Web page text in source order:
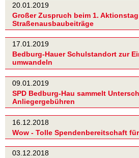
20.01.2019
Großer Zuspruch beim 1.
Straßenausbaubeiträge
17.01.2019
Bedburg-Hauer Schulstandort zur
umwandeln
09.01.2019
SPD Bedburg-Hau sammelt
Anliegergebühren
16.12.2018
Wow - Tolle Spendenbereitschaft
03.12.2018